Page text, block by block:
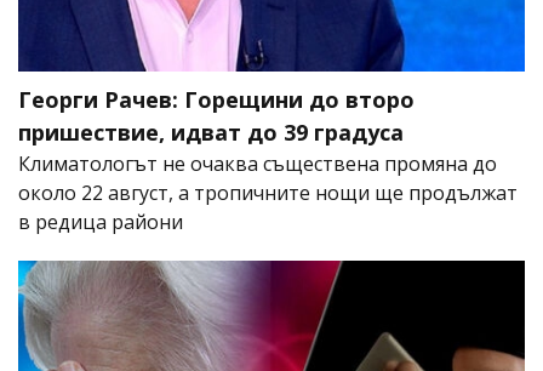
Георги Рачев: Горещини до второ
пришествие, идват до 39 градуса
Климатологът не очаква съществена промяна до
около 22 август, а тропичните нощи ще продължат
в редица райони